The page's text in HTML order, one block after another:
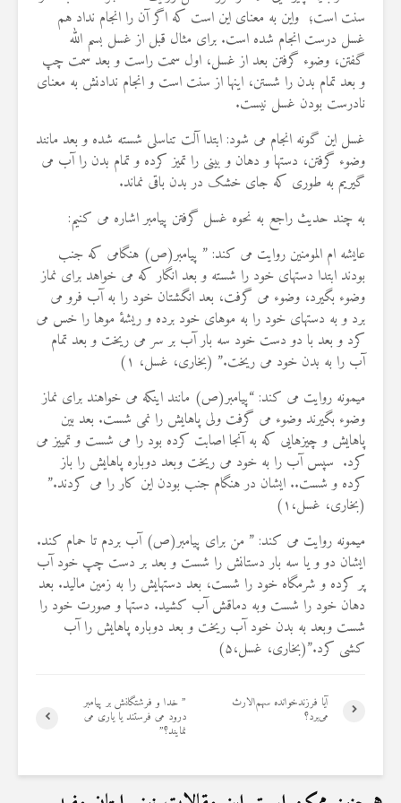
سنت است؛ واین به معنای این است که اگر آن را انجام نداد هم
غسل درست انجام شده است. برای مثال قبل از غسل بسم الله
گفتن، وضوء گرفتن بعد از غسل، اول سمت راست و بعد سمت چپ
و بعد تمام بدن را شستن، اینها از سنت است و انجام ندادنش به معنای
نادرست بودن غسل نیست.
غسل این گونه انجام می شود: ابتدا آلت تناسلی شسته شده و بعد مانند
وضوء گرفتن، دستها و دهان و بینی را تمیز کرده و تمام بدن را آب می
گیریم به طوری که جای خشک در بدن باقی نماند.
به چند حدیث راجع به نحوه غسل گرفتن پیامبر اشاره می کنیم:
عایشه ام المومنین روایت می کند: ” پیامبر(ص) هنگامی که جنب
بودند ابتدا دستهای خود را شسته و بعد انگار که می خواهد برای نماز
وضوء بگیرد، وضوء می گرفت، بعد انگشتان خود را به آب فرو می
برد و به دستهای خود را به موهای خود برده و ریشۀ موها را خس می
کرد و بعد با دو دست خود سه بار آب بر سر می ریخت و بعد تمام
آب را به بدن خود می ریخت.” (بخاری، غسل، ۱)
میمونه روایت می کند: “پیامبر(ص) مانند اینکه می خواهند برای نماز
وضوء بگیرند وضوء می گرفت ولی پاهایش را نمی شست. بعد بین
پاهایش و چیزهایی که به آنجا اصابت کرده بود را می شست و تمییز می
کرد. سپس آب را به خود می ریخت وبعد دوباره پاهایش را باز
کرده و شست.. ایشان در هنگام جنب بودن این کار را می کردند.”
(بخاری، غسل،۱)
میمونه روایت می کند: ” من برای پیامبر(ص) آب بردم تا حمام کند.
ایشان دو و یا سه بار دستانش را شست و بعد بر دست چپ خود آب
پر کرده و شرمگاه خود را شست، بعد دستهایش را به زمین مالید. بعد
دهان خود را شست وبه دماقش آب کشید. دستها و صورت خود را
شست وبعد به بدن خود آب ریخت و بعد دوباره پاهایش را آب
کشی کرد.”(بخاری، غسل،۵)
” خدا و فرشتگانش بر پیامبر
درود مى‏ فرستند یا یاری می
نمایند؟”
آیا فرزندخوانده سهم‌الارث
می‌برد؟
19 جولای 2026
36 نمایش ها